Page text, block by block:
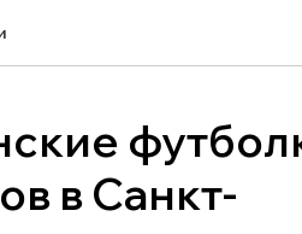
в Санкт-